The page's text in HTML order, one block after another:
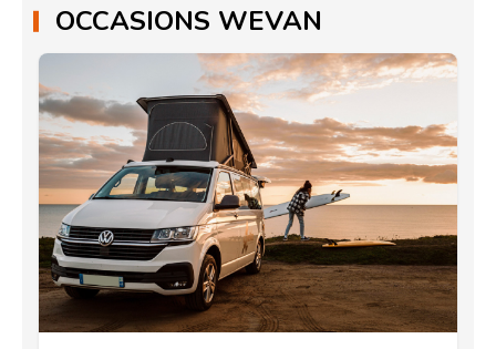
OCCASIONS WEVAN